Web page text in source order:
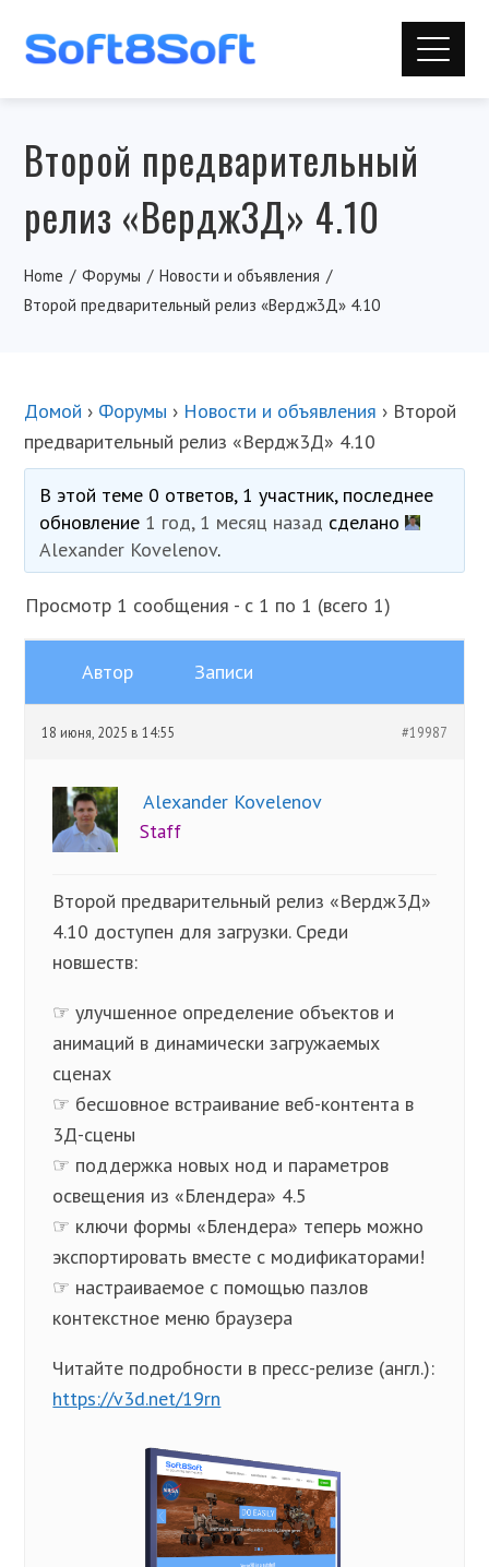
Второй предварительный
релиз «Вердж3Д» 4.10
Home Форумы
Новости и объявления
Второй предварительный релиз «Вердж3Д» 4.10
Домой › Форумы › Новости и объявления › Второй
предварительный релиз «Вердж3Д» 4.10
В этой теме 0 ответов, 1 участник, последнее
обновление 1 год, 1 месяц назад сделано
Alexander Kovelenov.
Просмотр 1 сообщения - с 1 по 1 (всего 1)
Автор Записи
18 июня, 2025 в 14:55 #19987
Alexander Kovelenov
Staff
Второй предварительный релиз «Вердж3Д»
4.10 доступен для загрузки. Среди
новшеств:
☞ улучшенное определение объектов и
анимаций в динамически загружаемых
сценах
☞ бесшовное встраивание веб-контента в
3Д-сцены
☞ поддержка новых нод и параметров
освещения из «Блендера» 4.5
☞ ключи формы «Блендера» теперь можно
экспортировать вместе с модификаторами!
☞ настраиваемое с помощью пазлов
контекстное меню браузера
Читайте подробности в пресс-релизе (англ.):
https://v3d.net/19rn